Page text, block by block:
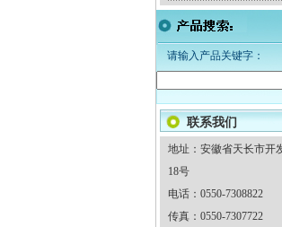
请输入产品关键字：
联系我们
地址：安徽省天长市开
18号
电话：0550-7308822
传真：0550-7307722